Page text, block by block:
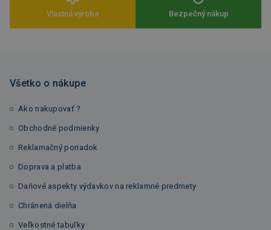
Vlastná výroba Bezpečný nákup
Všetko o nákupe
Ako nakupovať ?
Obchodné podmienky
Reklamačný poriadok
Doprava a platba
Daňové aspekty výdavkov na reklamné predmety
Chránená dielňa
Veľkostné tabuľky